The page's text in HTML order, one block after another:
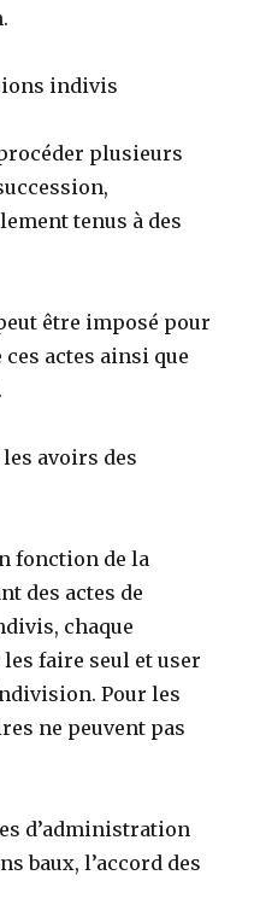
indivis
plusieurs
tenus à des
être imposé pour
ces actes ainsi que
avoirs des
fonction de la
des actes de
chaque
faire seul et user
Pour les
ne peuvent pas
d’administration
baux, l’accord des